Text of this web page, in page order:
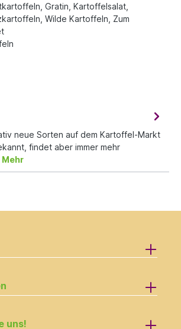
Gratin, Kartoffelsalat,
Wilde Kartoffeln, Zum
neue Sorten auf dem Kartoffel-Markt
findet aber immer mehr
Mehr
uns!